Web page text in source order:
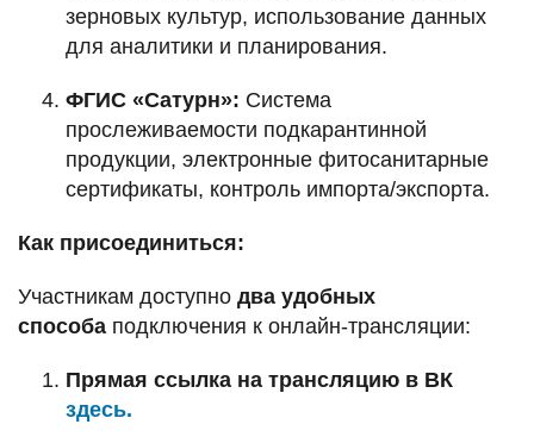
зерновых культур, использование данных
для аналитики и планирования.
ФГИС «Сатурн»: Система
прослеживаемости подкарантинной
продукции, электронные фитосанитарные
сертификаты, контроль импорта/экспорта.
Как присоединиться:
Участникам доступно два удобных
способа подключения к онлайн-трансляции:
Прямая ссылка на трансляцию в ВК
здесь.